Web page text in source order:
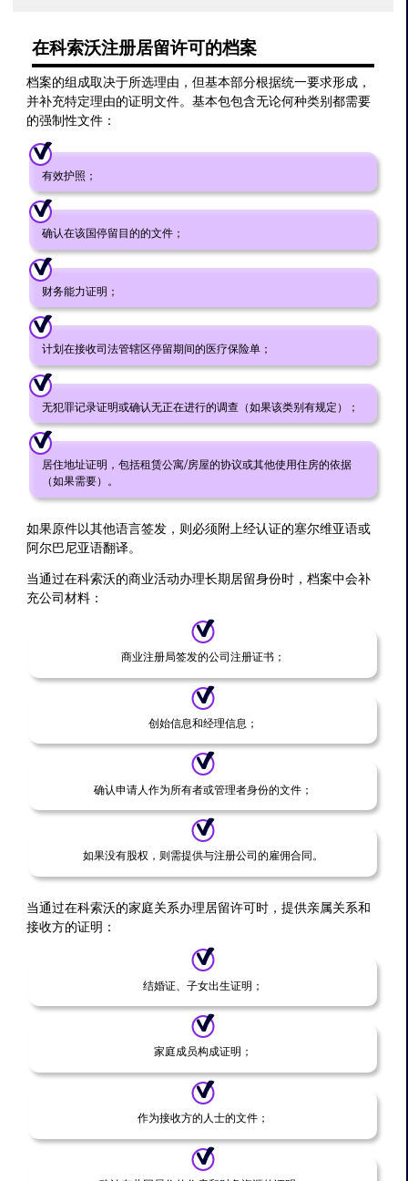
在科索沃注册居留许可的档案
档案的组成取决于所选理由，但基本部分根据统一要求形成，
并补充特定理由的证明文件。基本包包含无论何种类别都需要
的强制性文件：
有效护照；
确认在该国停留目的的文件；
财务能力证明；
计划在接收司法管辖区停留期间的医疗保险单；
无犯罪记录证明或确认无正在进行的调查（如果该类别有规定）；
居住地址证明，包括租赁公寓/房屋的协议或其他使用住房的依据
（如果需要）。
如果原件以其他语言签发，则必须附上经认证的塞尔维亚语或
阿尔巴尼亚语翻译。
当通过在科索沃的商业活动办理长期居留身份时，档案中会补
充公司材料：
商业注册局签发的公司注册证书；
创始信息和经理信息；
确认申请人作为所有者或管理者身份的文件；
如果没有股权，则需提供与注册公司的雇佣合同。
当通过在科索沃的家庭关系办理居留许可时，提供亲属关系和
接收方的证明：
结婚证、子女出生证明；
家庭成员构成证明；
作为接收方的人士的文件；